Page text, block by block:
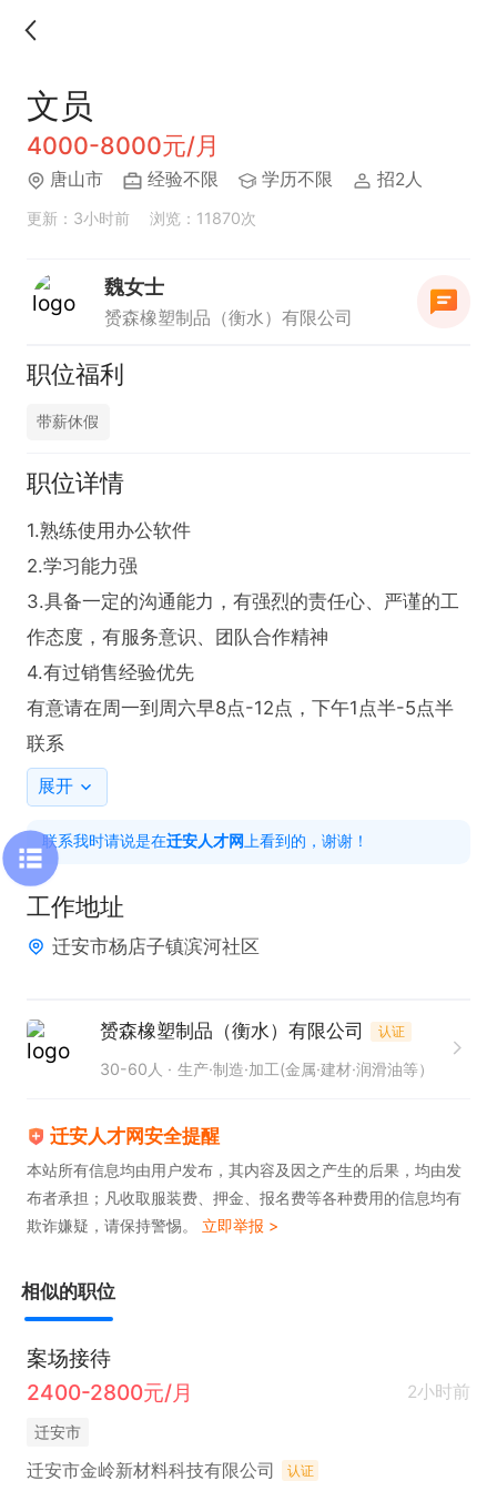
文员
4000-8000元/月
唐山市 经验不限 学历不限 招2人
更新：3小时前 浏览：11870次
魏女士
赟森橡塑制品（衡水）有限公司
职位福利
带薪休假
职位详情
1.熟练使用办公软件
2.学习能力强
3.具备一定的沟通能力，有强烈的责任心、严谨的工
作态度，有服务意识、团队合作精神
4.有过销售经验优先
有意请在周一到周六早8点-12点，下午1点半-5点半
联系
展开
联系我时请说是在迁安人才网上看到的，谢谢！
工作地址
迁安市杨店子镇滨河社区
赟森橡塑制品（衡水）有限公司 认证
30-60人 生产·制造·加工(金属·建材·润滑油等）
迁安人才网安全提醒
本站所有信息均由用户发布，其内容及因之产生的后果，均由发
布者承担；凡收取服装费、押金、报名费等各种费用的信息均有
欺诈嫌疑，请保持警惕。 立即举报 >
相似的职位
案场接待
2400-2800元/月
2小时前
迁安市
迁安市金岭新材料科技有限公司 认证